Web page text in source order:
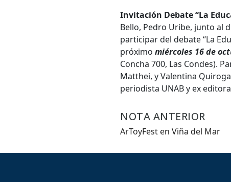
Invitación Debate “La
Bello, Pedro Uribe, junto al
participar del debate “La
próximomiércoles 16 de
Concha 700, Las Condes).
Matthei, y Valentina
periodista UNAB y ex
NOTA ANTERIOR
ArToyFest en Viña del Mar